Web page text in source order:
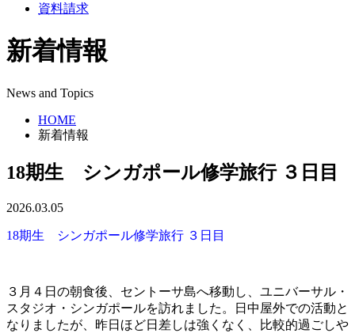
資料請求
新着情報
News and Topics
HOME
新着情報
18期生 シンガポール修学旅行 ３日目
2026.03.05
18期生 シンガポール修学旅行 ３日目
３月４日の朝食後、セントーサ島へ移動し、ユニバーサル・
スタジオ・シンガポールを訪れました。日中屋外での活動と
なりましたが、昨日ほど日差しは強くなく、比較的過ごしや